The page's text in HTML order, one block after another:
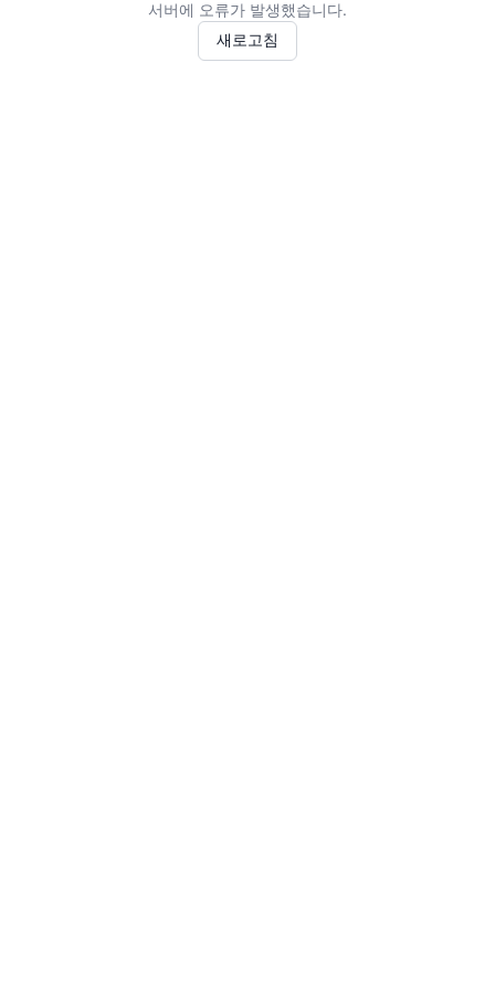
서버에 오류가 발생했습니다.
새로고침